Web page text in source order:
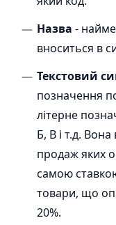
Назва -
вноситься в
Текстовий
позначення
літерне
Б, В і т.д. Вона
продаж яких
самою
товари, що
20%.